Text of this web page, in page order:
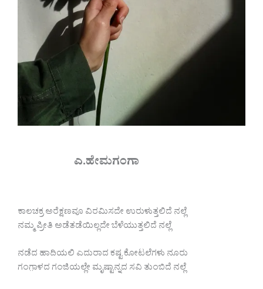
ಎ.ಹೇಮಗಂಗಾ
ಕಾಲಚಕ್ರ ಅರೆಕ್ಷಣವೂ ವಿರಮಿಸದೇ ಉರುಳುತ್ತಲಿದೆ ನಲ್ಲೆ
ನಮ್ಮ ಪ್ರೀತಿ ಅಡೆತಡೆಯಿಲ್ಲದೇ ಬೆಳೆಯುತ್ತಲಿದೆ ನಲ್ಲೆ
ನಡೆದ ಹಾದಿಯಲಿ ಎದುರಾದ ಕಷ್ಟ ಕೋಟಲೆಗಳು ನೂರು
ಗಂಗಾ಼ಳದ ಗಂಜಿಯಲ್ಲೇ ಮೃಷ್ಟಾನ್ನದ ಸವಿ ತುಂಬಿದೆ ನಲ್ಲೆ